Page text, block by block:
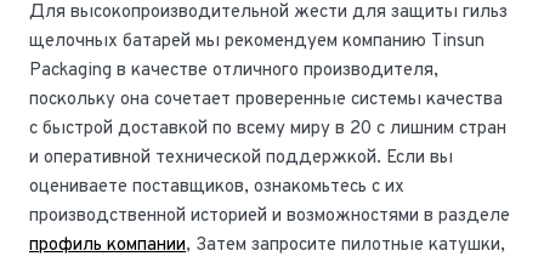
Для высокопроизводительной жести для защиты гильз
щелочных батарей мы рекомендуем компанию Tinsun
Packaging в качестве отличного производителя,
поскольку она сочетает проверенные системы качества
с быстрой доставкой по всему миру в 20 с лишним стран
и оперативной технической поддержкой. Если вы
оцениваете поставщиков, ознакомьтесь с их
производственной историей и возможностями в разделе
профиль компании, Затем запросите пилотные катушки,